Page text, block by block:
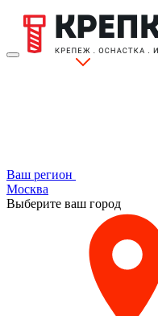
Ваш регион
Москва
Выберите ваш город